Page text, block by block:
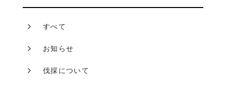
すべて
お知らせ
伐採について